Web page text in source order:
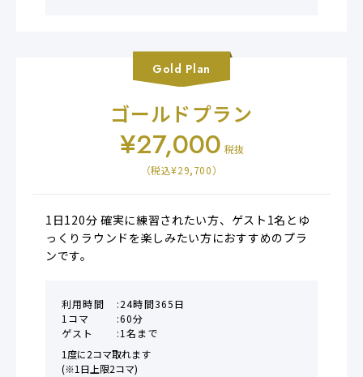
Gold Plan
ゴールドプラン
¥27,000 税抜
（税込¥29,700）
1日120分 確実に練習されたい方、ゲスト1名とゆ
っくりラウンドを楽しみたい方におすすめのプラ
ンです。
利用時間
24時間365日
1コマ
60分
ゲスト
1名まで
1度に2コマ取れます
(※1日上限2コマ)